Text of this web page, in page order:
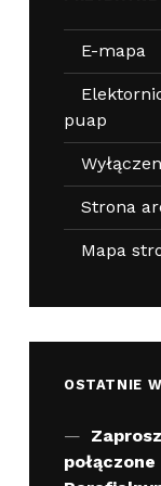
E-mapa
puap
Strona
Mapa
OSTATNIE